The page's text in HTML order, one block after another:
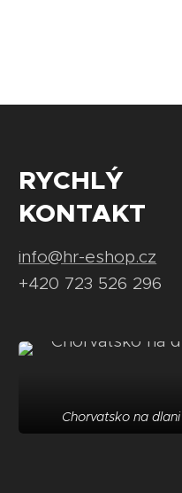
RYCHLÝ
KONTAKT
info@hr-eshop.cz
+420 723 526 296
Chorvatsko na dlani